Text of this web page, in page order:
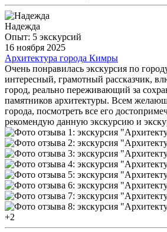
Надежда
Опыт: 5 экскурсий
16 ноября 2025
Архитектура города Кимры
Очень понравилась экскурсия по
интересный, грамотный рассказчик,
город, реально переживающий за
памятников архитектуры. Всем
города, посмотреть все его
рекомендую данную экскурсию и
+2